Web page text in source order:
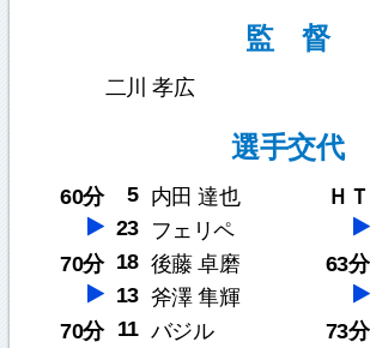
監 督
二川 孝広
選手交代
60分 5 内田 達也
23
フェリペ
70分 18 後藤 卓磨
13 斧澤 隼輝
70分
11 バジル
ＨＴ
63分
73分